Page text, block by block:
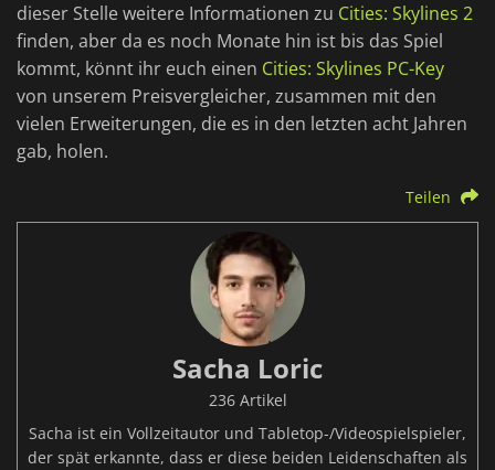
dieser Stelle weitere Informationen zu Cities: Skylines 2
finden, aber da es noch Monate hin ist bis das Spiel
kommt, könnt ihr euch einen Cities: Skylines PC-Key
von unserem Preisvergleicher, zusammen mit den
vielen Erweiterungen, die es in den letzten acht Jahren
gab, holen.
Teilen
Sacha Loric
236 Artikel
Sacha ist ein Vollzeitautor und Tabletop-/Videospielspieler,
der spät erkannte, dass er diese beiden Leidenschaften als